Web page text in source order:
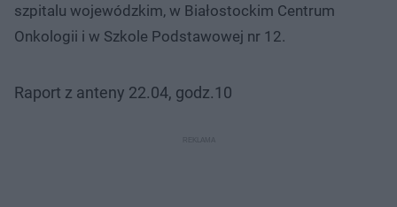
szpitalu wojewódzkim, w Białostockim Centrum
Onkologii i w Szkole Podstawowej nr 12.
Raport z anteny 22.04, godz.10